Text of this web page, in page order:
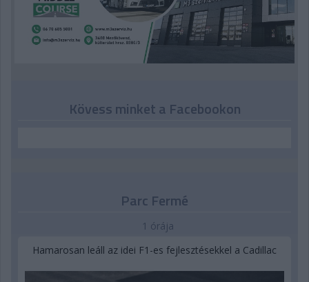
Kövess minket a Facebookon
Parc Fermé
1 órája
Hamarosan leáll az idei F1-es fejlesztésekkel a Cadillac